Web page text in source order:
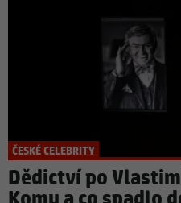
ČESKÉ CELEBRITY
Dědictví po